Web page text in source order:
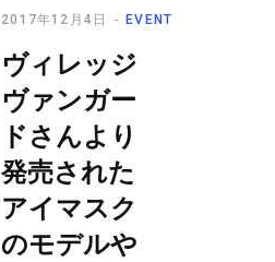
EVENT
2017年12月4日
ヴィレッジ
ヴァンガー
ドさんより
発売された
アイマスク
のモデルや